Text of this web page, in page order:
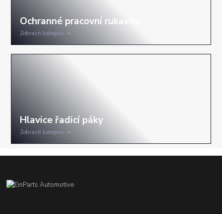
Zobrazit kategorii
Zobrazit kategorii